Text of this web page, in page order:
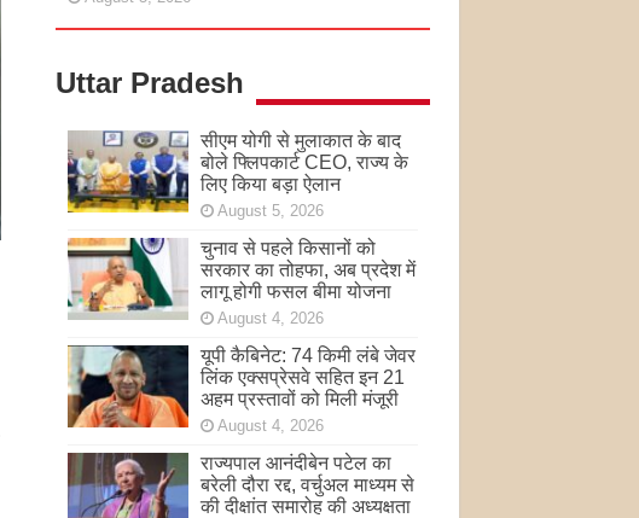
Uttar Pradesh
सीएम योगी से मुलाकात के बाद
बोले फ्लिपकार्ट CEO, राज्य के
लिए किया बड़ा ऐलान
August 5, 2026
चुनाव से पहले किसानों को
सरकार का तोहफा, अब प्रदेश में
लागू होगी फसल बीमा योजना
August 4, 2026
यूपी कैबिनेट: 74 किमी लंबे जेवर
लिंक एक्सप्रेसवे सहित इन 21
अहम प्रस्तावों को मिली मंजूरी
August 4, 2026
राज्यपाल आनंदीबेन पटेल का
बरेली दौरा रद्द, वर्चुअल माध्यम से
की दीक्षांत समारोह की अध्यक्षता